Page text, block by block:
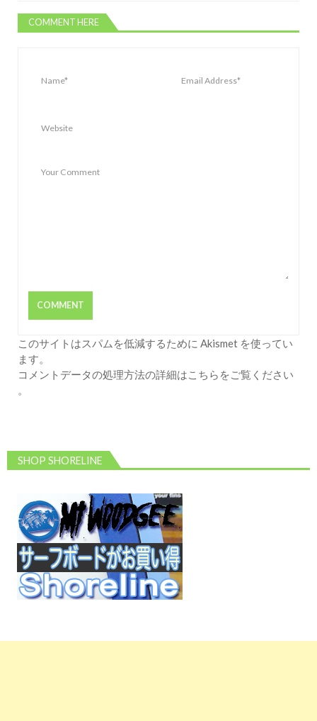
COMMENT HERE
このサイトはスパムを低減するために Akismet を使ってい
ます。
コメントデータの処理方法の詳細はこちらをご覧ください
。
SHOP SHORELINE